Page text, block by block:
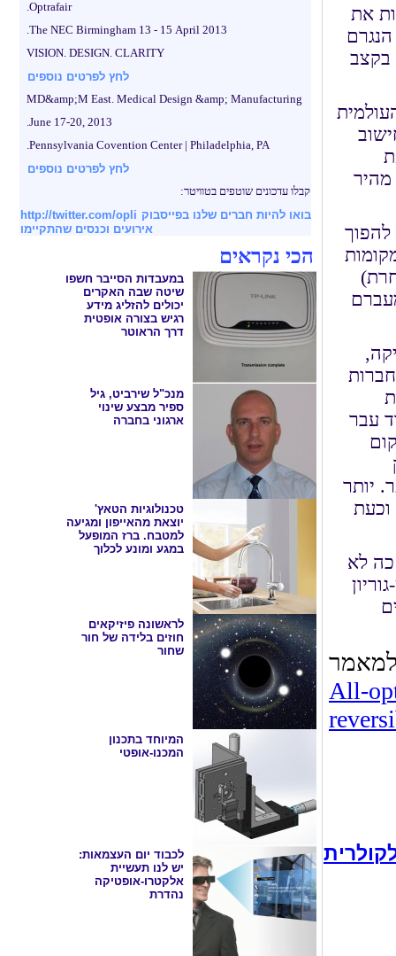
Optrafair.
The NEC Birmingham 13 - 15 April 2013.
VISION. DESIGN. CLARITY
לחץ לפרטים נוספים
MD&amp;M East. Medical Design &amp; Manufacturing
June 17-20, 2013.
Pennsylvania Covention Center | Philadelphia, PA.
לחץ לפרטים נוספים
קבלו עדכונים שוטפים בטוויטר:
http://twitter.com/opli בואו להיות חברים שלנו בפייסבוק
אירועים וכנסים שהתקיימו
הכי נקראים
במעבדות הסייבר חשפו
שיטה שבה האקרים
יכולים להזליג מידע
רגיש בצורה אופטית
דרך הראוטר
מנכ"ל שירביט, גיל
ספיר מבצע שינוי
ארגוני בחברה
טכנולוגיות הטאץ'
יוצאת מהאייפון ומגיעה
למטבח. ברז המופעל
במגע ומונע לכלוך
לראשונה פיזיקאים
חוזים בלידה של חור
שחור
המיוחד בתכנון
המכנו-אופטי
לכבוד יום העצמאות:
יש לנו תעשיית
אלקטרו-אופטיקה
נהדרת
את
בקצב
מהיר
להפוך
עבר
יותר
כה לא
All-